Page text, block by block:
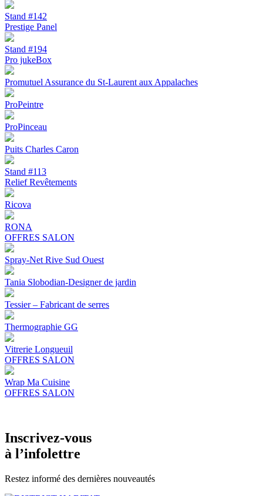
Stand #142
Prestige Panel
Stand #194
Pro jukeBox
Promutuel Assurance du St-Laurent aux Appalaches
ProPeintre
ProPinceau
Puits Charles Caron
Stand #113
Relief Revêtements
Ricova
RONA
OFFRES SALON
Spray-Net Rive Sud Ouest
Tania Slobodian-Designer de jardin
Tessier – Fabricant de serres
Thermographie GG
Vitrerie Longueuil
OFFRES SALON
Wrap Ma Cuisine
OFFRES SALON
Inscrivez-vous
à l’infolettre
Restez informé des dernières nouveautés